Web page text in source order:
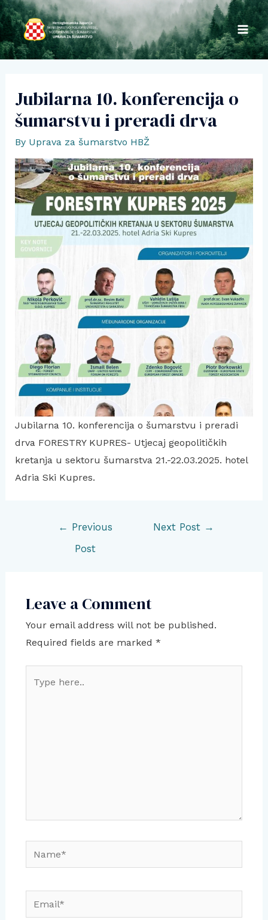
Skip
to
content
Jubilarna 10. konferencija o
šumarstvu i preradi drva
By Uprava za šumarstvo HBŽ
Jubilarna 10. konferencija o šumarstvu i preradi
drva FORESTRY KUPRES- Utjecaj geopolitičkih
kretanja u sektoru šumarstva 21.-22.03.2025. hotel
Adria Ski Kupres.
← Previous
Post
Next Post →
Leave a Comment
Your email address will not be published.
Required fields are marked *
here..
Email*